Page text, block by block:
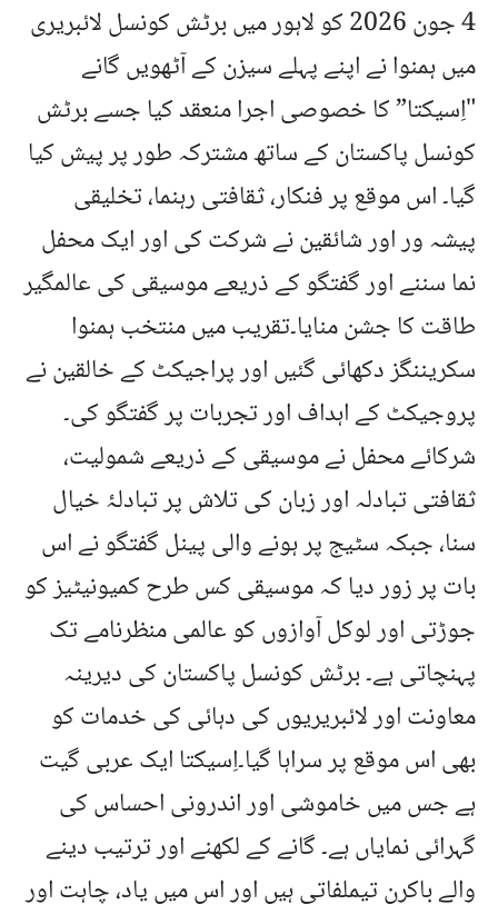
4 جون 2026 کو لاہور میں برٹش کونسل لائبریری
میں ہمنوا نے اپنے پہلے سیزن کے آٹھویں گانے
"اِسیکتا” کا خصوصی اجرا منعقد کیا جسے برٹش
کونسل پاکستان کے ساتھ مشترکہ طور پر پیش کیا
گیا۔ اس موقع پر فنکار، ثقافتی رہنما، تخلیقی
پیشہ ور اور شائقین نے شرکت کی اور ایک محفل
نما سننے اور گفتگو کے ذریعے موسیقی کی عالمگیر
طاقت کا جشن منایا۔تقریب میں منتخب ہمنوا
سکریننگز دکھائی گئیں اور پراجیکٹ کے خالقین نے
پروجیکٹ کے اہداف اور تجربات پر گفتگو کی۔
شرکائے محفل نے موسیقی کے ذریعے شمولیت،
ثقافتی تبادلہ اور زبان کی تلاش پر تبادلۂ خیال
سنا، جبکہ سٹیج پر ہونے والی پینل گفتگو نے اس
بات پر زور دیا کہ موسیقی کس طرح کمیونیٹیز کو
جوڑتی اور لوکل آوازوں کو عالمی منظرنامے تک
پہنچاتی ہے۔ برٹش کونسل پاکستان کی دیرینہ
معاونت اور لائبریریوں کی دہائی کی خدمات کو
بھی اس موقع پر سراہا گیا۔اِسیکتا ایک عربی گیت
ہے جس میں خاموشی اور اندرونی احساس کی
گہرائی نمایاں ہے۔ گانے کے لکھنے اور ترتیب دینے
والے باکرن تیملفاتی ہیں اور اس میں یاد، چاہت اور